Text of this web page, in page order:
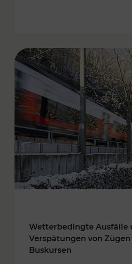
Wetterbedingte Ausfälle
Verspätungen von
Buskursen